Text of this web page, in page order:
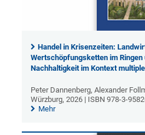
Handel in Krisenzeiten:
Wertschöpfungsketten im Ringen
Nachhaltigkeit im Kontext
Peter Dannenberg, Alexander
Würzburg, 2026 | ISBN 978-3-
Mehr